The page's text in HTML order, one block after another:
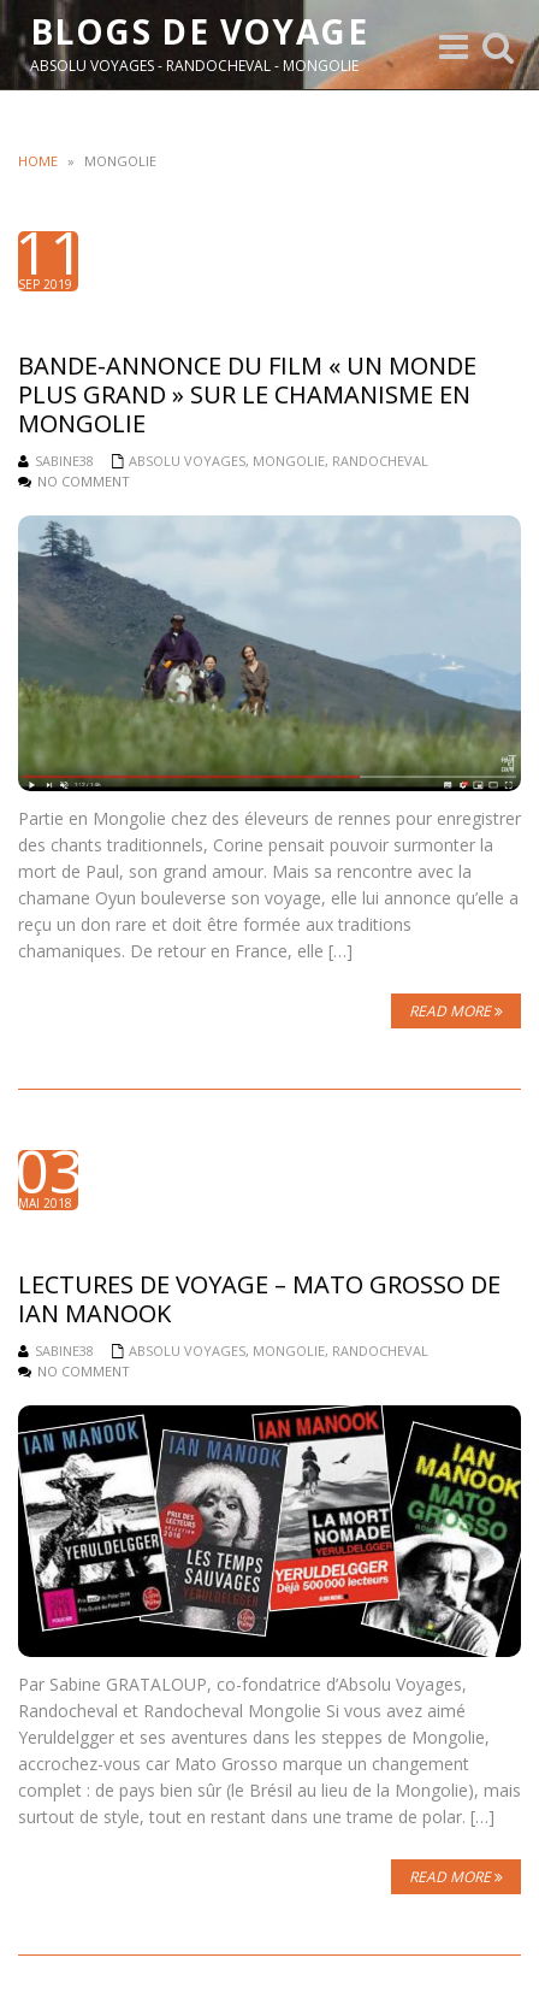
BLOGS DE VOYAGE
ABSOLU VOYAGES - RANDOCHEVAL - MONGOLIE
Toggle
search
Toggle
navigation
HOME » MONGOLIE
11
SEP 2019
BANDE-ANNONCE DU FILM « UN MONDE
PLUS GRAND » SUR LE CHAMANISME EN
MONGOLIE
SABINE38 ABSOLU VOYAGES, MONGOLIE, RANDOCHEVAL
NO COMMENT
Partie en Mongolie chez des éleveurs de rennes pour enregistrer
des chants traditionnels, Corine pensait pouvoir surmonter la
mort de Paul, son grand amour. Mais sa rencontre avec la
chamane Oyun bouleverse son voyage, elle lui annonce qu’elle a
reçu un don rare et doit être formée aux traditions
chamaniques. De retour en France, elle […]
READ MORE
03
MAI 2018
LECTURES DE VOYAGE – MATO GROSSO DE
IAN MANOOK
SABINE38 ABSOLU VOYAGES, MONGOLIE, RANDOCHEVAL
NO COMMENT
Par Sabine GRATALOUP, co-fondatrice d’Absolu Voyages,
Randocheval et Randocheval Mongolie Si vous avez aimé
Yeruldelgger et ses aventures dans les steppes de Mongolie,
accrochez-vous car Mato Grosso marque un changement
complet : de pays bien sûr (le Brésil au lieu de la Mongolie), mais
surtout de style, tout en restant dans une trame de polar. […]
READ MORE